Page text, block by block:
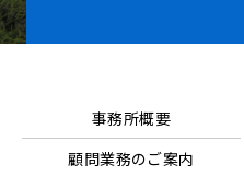
事務所概要
顧問業務のご案内